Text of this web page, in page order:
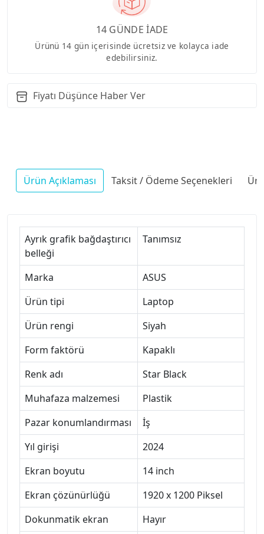
14 GÜNDE İADE
Ürünü 14 gün içerisinde ücretsiz ve kolayca iade
edebilirsiniz.
Fiyatı Düşünce Haber Ver
Ürün Açıklaması Taksit / Ödeme Seçenekleri
Ayrık grafik bağdaştırıcı
belleği
Tanımsız
Marka
ASUS
Ürün tipi
Laptop
Ürün rengi
Siyah
Form faktörü
Kapaklı
Renk adı
Star Black
Muhafaza malzemesi
Plastik
Pazar konumlandırması
İş
Yıl girişi
2024
Ekran boyutu
14 inch
Ekran çözünürlüğü
1920 x 1200 Piksel
Dokunmatik ekran
Hayır